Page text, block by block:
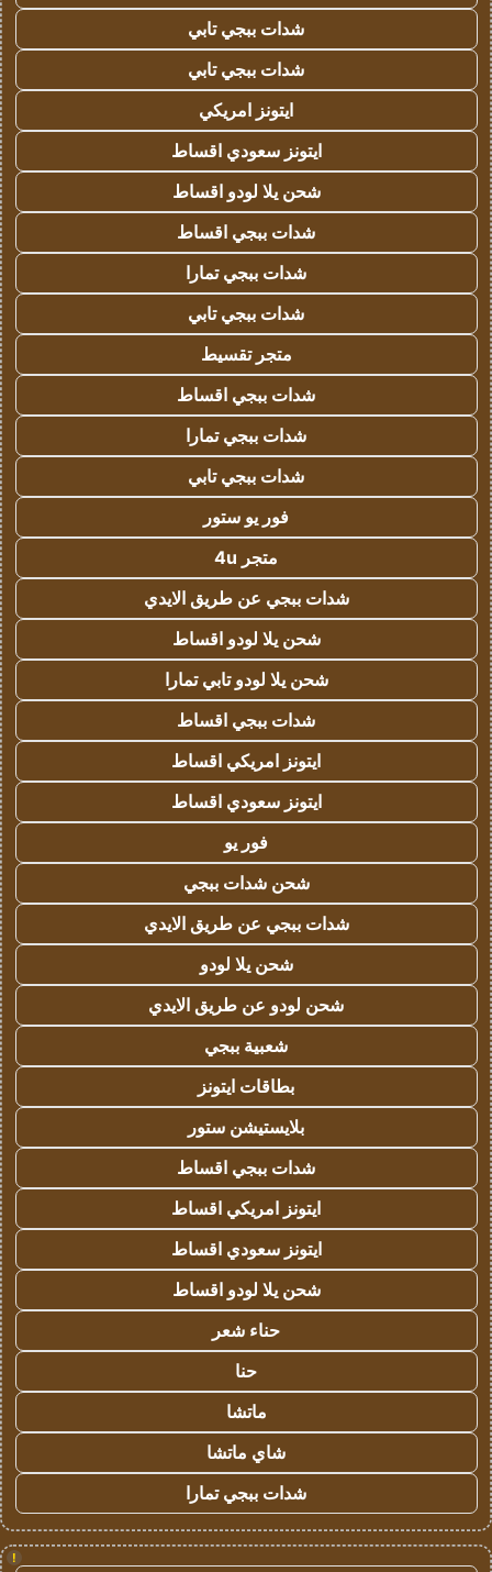
شدات ببجي تابي
شدات ببجي تابي
ايتونز امريكي
ايتونز سعودي اقساط
شحن يلا لودو اقساط
شدات ببجي اقساط
شدات ببجي تمارا
شدات ببجي تابي
متجر تقسيط
شدات ببجي اقساط
شدات ببجي تمارا
شدات ببجي تابي
فور يو ستور
متجر 4u
شدات ببجي عن طريق الايدي
شحن يلا لودو اقساط
شحن يلا لودو تابي تمارا
شدات ببجي اقساط
ايتونز امريكي اقساط
ايتونز سعودي اقساط
فور يو
شحن شدات ببجي
شدات ببجي عن طريق الايدي
شحن يلا لودو
شحن لودو عن طريق الايدي
شعبية ببجي
بطاقات ايتونز
بلايستيشن ستور
شدات ببجي اقساط
ايتونز امريكي اقساط
ايتونز سعودي اقساط
شحن يلا لودو اقساط
حناء شعر
حنا
ماتشا
شاي ماتشا
شدات ببجي تمارا
!